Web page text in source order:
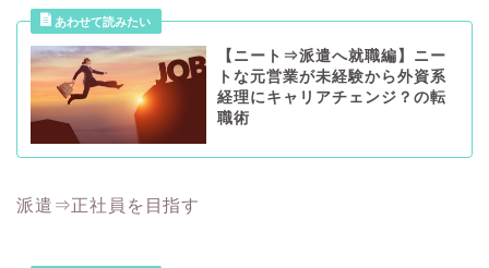
【ニート⇒派遣へ就職編】ニー
トな元営業が未経験から外資系
経理にキャリアチェンジ？の転
職術
派遣⇒正社員を目指す